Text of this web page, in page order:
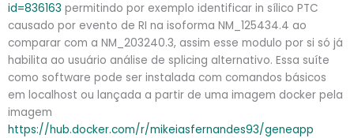
id=836163 permitindo por exemplo identificar in sílico PTC
causado por evento de RI na isoforma NM_125434.4 ao
comparar com a NM_203240.3, assim esse modulo por si só já
habilita ao usuário análise de splicing alternativo. Essa suíte
como software pode ser instalada com comandos básicos
em localhost ou lançada a partir de uma imagem docker pela
imagem
https://hub.docker.com/r/mikeiasfernandes93/geneapp